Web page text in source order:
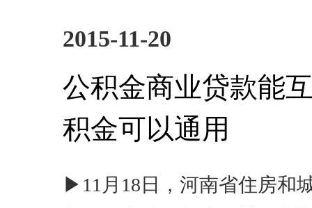
2015-11-20
公积金商业贷款能
积金可以通用
▶11月18日，河南省住房和